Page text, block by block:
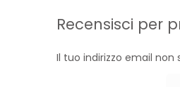
Recensisci per
Il tuo indirizzo email non